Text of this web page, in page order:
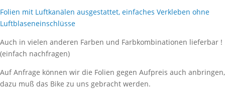
Folien mit Luftkanälen ausgestattet, einfaches Verkleben ohne
Luftblaseneinschlüsse
Auch in vielen anderen Farben und Farbkombinationen lieferbar !
(einfach nachfragen)
Auf Anfrage können wir die Folien gegen Aufpreis auch anbringen,
dazu muß das Bike zu uns gebracht werden.